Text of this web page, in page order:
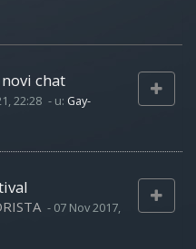
chat
22:28 - u: Gay-
- 07 Nov 2017,